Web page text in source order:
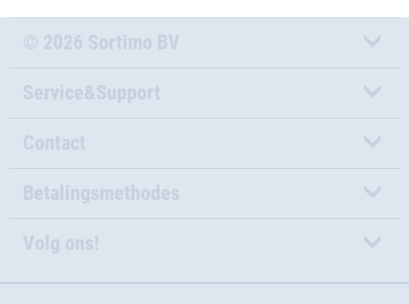
© 2026 Sortimo BV
Service&Support
Contact
Betalingsmethodes
Volg ons!